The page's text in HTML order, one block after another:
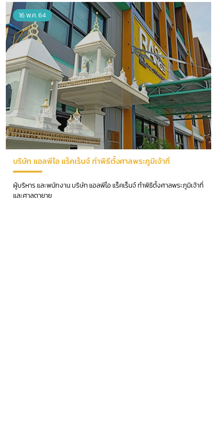
16 พ.ค. 64
บริษัท แอลพีไอ แร็คเร็นจ์ ทำพิธีตั้งศาลพระภูมิเจ้าที่
ผู้บริหาร และพนักงาน บริษัท แอลพีไอ แร็คเร็นจ์ ทำพิธีตั้งศาลพระภูมิเจ้าที่
และศาลตายาย